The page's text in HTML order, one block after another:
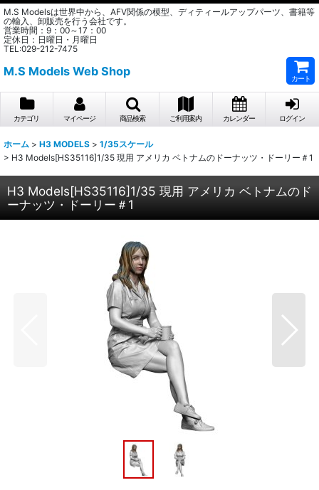
M.S Modelsは世界中から、AFV関係の模型、ディティールアップパーツ、書籍等
の輸入、卸販売を行う会社です。
営業時間：9：00～17：00
定休日：日曜日・月曜日
TEL:029-212-7475
M.S Models Web Shop
カート
カテゴリ マイページ 商品検索 ご利用案内 カレンダー ログイン
ホーム > H3 MODELS > 1/35スケール
> H3 Models[HS35116]1/35 現用 アメリカ ベトナムのドーナッツ・ドーリー＃1
H3 Models[HS35116]1/35 現用 アメリカ ベトナムのド
ーナッツ・ドーリー＃1